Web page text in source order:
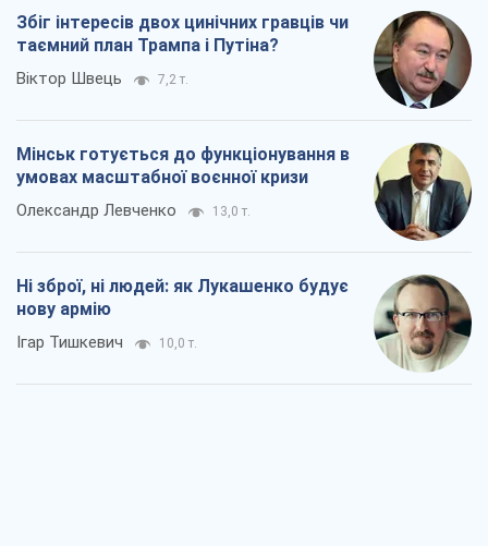
Збіг інтересів двох цинічних гравців чи
таємний план Трампа і Путіна?
Віктор Швець 7,2 т.
Мінськ готується до функціонування в
умовах масштабної воєнної кризи
Олександр Левченко 13,0 т.
Ні зброї, ні людей: як Лукашенко будує
нову армію
Ігар Тишкевич 10,0 т.